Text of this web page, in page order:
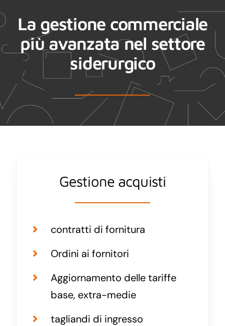
La gestione commerciale
più avanzata nel settore
siderurgico
Gestione acquisti
contratti di fornitura
Ordini ai fornitori
Aggiornamento delle tariffe
base, extra-medie
tagliandi di ingresso